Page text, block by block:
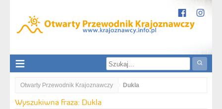
Otwarty Przewodnik Krajoznawczy Dukla
Wyszukiwna fraza: Dukla